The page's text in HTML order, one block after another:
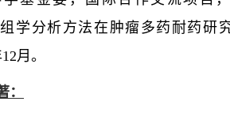
学分析方法在肿瘤多药耐药研
12月。